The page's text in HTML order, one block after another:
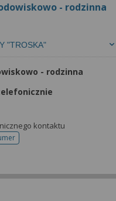
- rodzinna
"TROSKA"
- rodzinna
kontaktu
do rejestracji